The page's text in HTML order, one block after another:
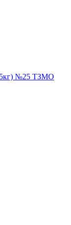
5кг) №25 ТЗМО